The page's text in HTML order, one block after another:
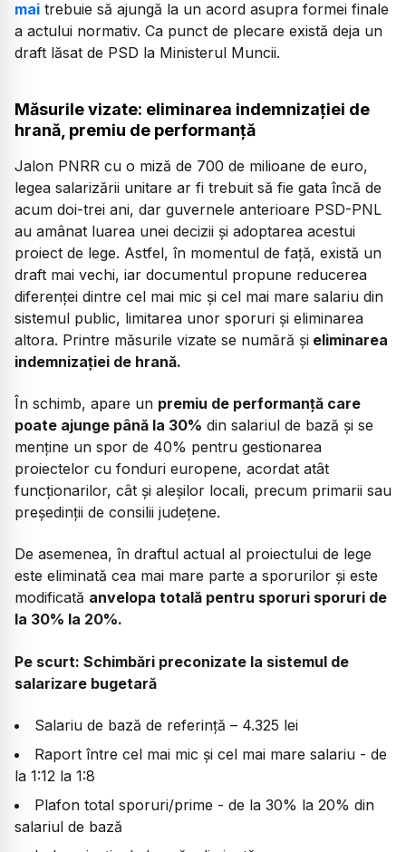
mai trebuie să ajungă la un acord asupra formei finale
a actului normativ. Ca punct de plecare există deja un
draft lăsat de PSD la Ministerul Muncii.
Măsurile vizate: eliminarea indemnizației de
hrană, premiu de performanță
Jalon PNRR cu o miză de 700 de milioane de euro,
legea salarizării unitare ar fi trebuit să fie gata încă de
acum doi-trei ani, dar guvernele anterioare PSD-PNL
au amânat luarea unei decizii și adoptarea acestui
proiect de lege. Astfel, în momentul de față, există un
draft mai vechi, iar documentul propune reducerea
diferenței dintre cel mai mic și cel mai mare salariu din
sistemul public, limitarea unor sporuri și eliminarea
altora. Printre măsurile vizate se numără și eliminarea
indemnizației de hrană.
În schimb, apare un premiu de performanță care
poate ajunge până la 30% din salariul de bază și se
menține un spor de 40% pentru gestionarea
proiectelor cu fonduri europene, acordat atât
funcționarilor, cât și aleșilor locali, precum primarii sau
președinții de consilii județene.
De asemenea, în draftul actual al proiectului de lege
este eliminată cea mai mare parte a sporurilor şi este
modificată anvelopa totală pentru sporuri sporuri de
la 30% la 20%.
Pe scurt: Schimbări preconizate la sistemul de
salarizare bugetară
Salariu de bază de referință – 4.325 lei
Raport între cel mai mic și cel mai mare salariu - de
la 1:12 la 1:8
Plafon total sporuri/prime - de la 30% la 20% din
salariul de bază